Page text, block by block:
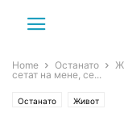
Home Останато
сетат на мене, се...
Останато Живот